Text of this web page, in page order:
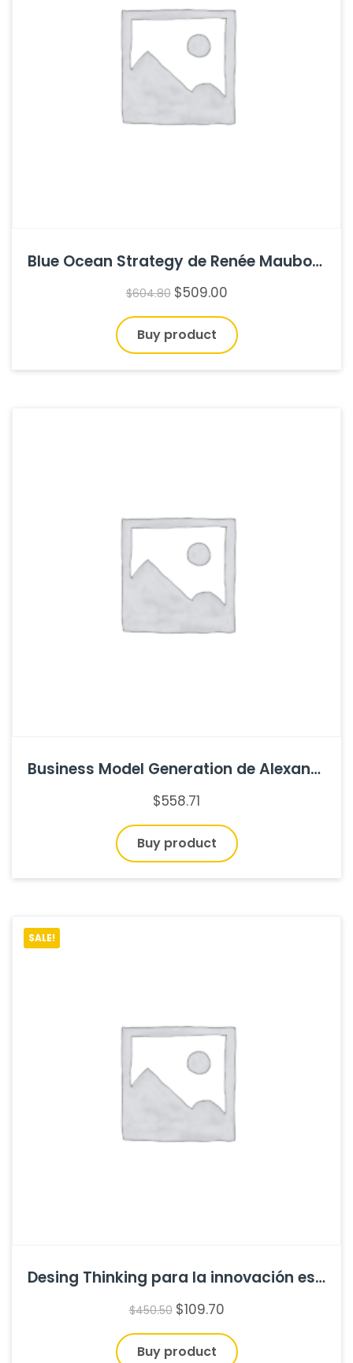
Blue Ocean Strategy de Renée Mauborgne y W. Chan Kim
$604.80 $509.00
Buy product
Business Model Generation de Alexander Osterwalder
$558.71
Buy product
SALE!
Desing Thinking para la innovación estratégica de Idris Mootee
$450.50 $109.70
Buy product